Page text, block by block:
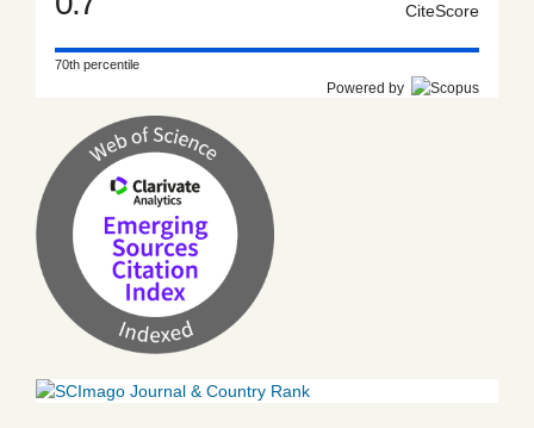
CiteScore
70th percentile
Powered by